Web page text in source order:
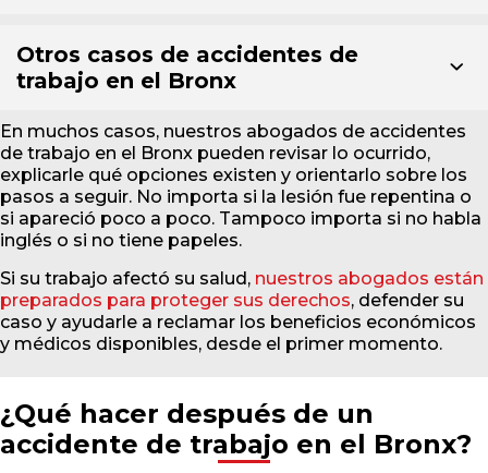
Otros casos de accidentes de
trabajo en el Bronx
En muchos casos, nuestros abogados de accidentes
de trabajo en el Bronx pueden revisar lo ocurrido,
explicarle qué opciones existen y orientarlo sobre los
pasos a seguir. No importa si la lesión fue repentina o
si apareció poco a poco. Tampoco importa si no habla
inglés o si no tiene papeles.
Si su trabajo afectó su salud, nuestros abogados están
preparados para proteger sus derechos, defender su
caso y ayudarle a reclamar los beneficios económicos
y médicos disponibles, desde el primer momento.
¿Qué hacer después de un
accidente de trabajo en el Bronx?